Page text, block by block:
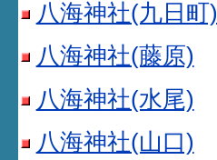
八海神社(九日町)
八海神社(藤原)
八海神社(水尾)
八海神社(山口)